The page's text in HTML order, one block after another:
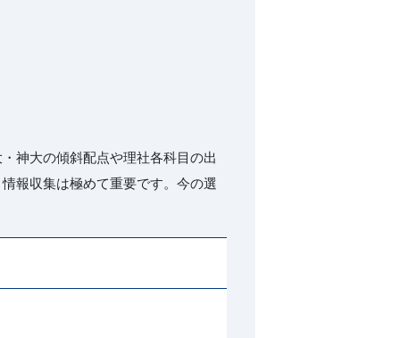
神大の傾斜配点や理社各科目の出
報収集は極めて重要です。今の選